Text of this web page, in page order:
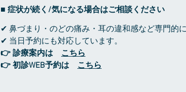
■ 症状が続く/気になる場合はご相談ください
✔ 鼻づまり・のどの痛み・耳の違和感など専門的
✔ 当日予約にも対応しています。
👉 診療案内は こちら
👉 初診WEB予約は こちら